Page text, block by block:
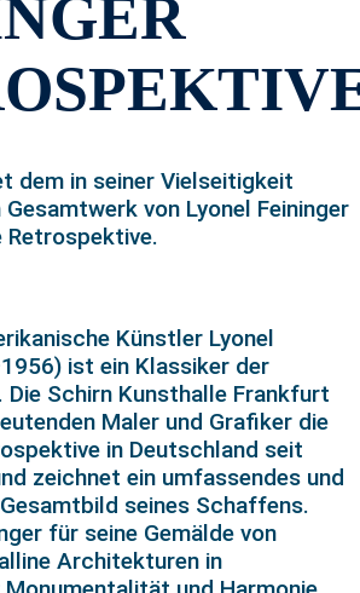
dem in seiner Vielseitigkeit
von Lyonel Feininger
Retrospektive.
Künstler Lyonel
ist ein Klassiker der
Die Schirn Kunsthalle Frankfurt
Maler und Grafiker die
in Deutschland seit
zeichnet ein umfassendes und
seines Schaffens.
für seine Gemälde von
Architekturen in